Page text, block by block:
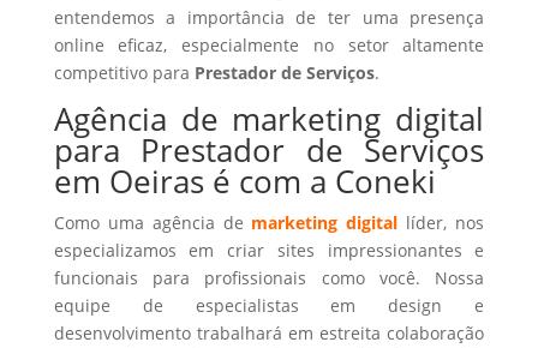
entendemos a importância de ter uma presença
online eficaz, especialmente no setor altamente
competitivo para Prestador de Serviços.
Agência de marketing digital
para Prestador de Serviços
em Oeiras é com a Coneki
Como uma agência de marketing digital líder, nos
especializamos em criar sites impressionantes e
funcionais para profissionais como você. Nossa
equipe de especialistas em design e
desenvolvimento trabalhará em estreita colaboração